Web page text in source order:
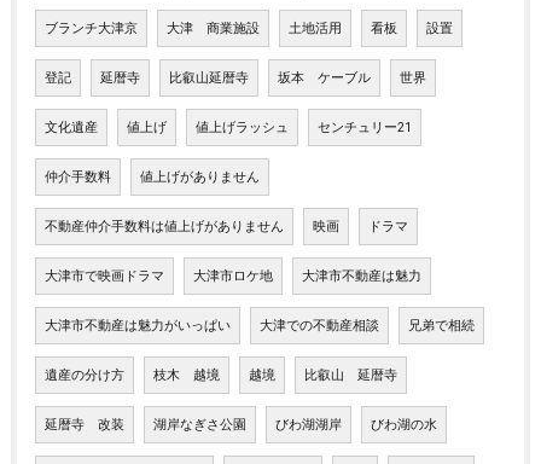
ブランチ大津京 大津 商業施設 土地活用 看板 設置
登記 延暦寺 比叡山延暦寺 坂本 ケーブル 世界
文化遺産 値上げ 値上げラッシュ センチュリー21
仲介手数料 値上げがありません
不動産仲介手数料は値上げがありません 映画 ドラマ
大津市で映画ドラマ 大津市ロケ地 大津市不動産は魅力
大津市不動産は魅力がいっぱい 大津での不動産相談 兄弟で相続
遺産の分け方 枝木 越境 越境 比叡山 延暦寺
延暦寺 改装 湖岸なぎさ公園 びわ湖湖岸 びわ湖の水